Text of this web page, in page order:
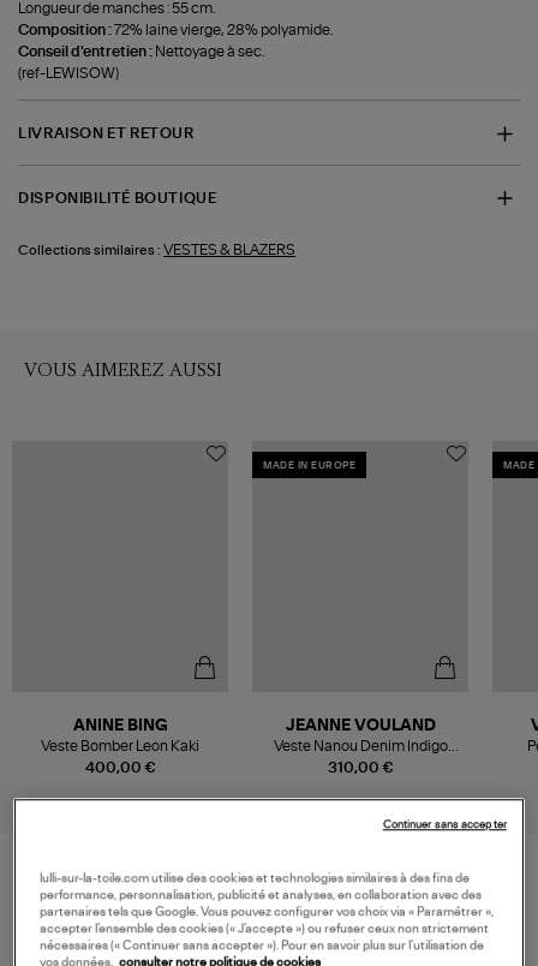
Longueur de manches : 55 cm.
Composition : 72% laine vierge, 28% polyamide.
Conseil d'entretien : Nettoyage à sec.
(ref-LEWISOW)
LIVRAISON ET RETOUR
DISPONIBILITÉ BOUTIQUE
Collections similaires : VESTES & BLAZERS
VOUS AIMEREZ AUSSI
400,00 €
ANINE BING
Veste Bomber Leon Kaki
MADE IN EUROPE
310,00 €
JEANNE VOULAND
Veste Nanou Denim Indigo
Stone Blue
MADE
VOS DERNIERS PRODUITS VUS
lulli-sur-la-toile.com utilise des cookies et technologies similaires à des fins de
performance, personnalisation, publicité et analyses, en collaboration avec des
partenaires tels que Google. Vous pouvez configurer vos choix via « Paramétrer »,
accepter l’ensemble des cookies (« J’accepte ») ou refuser ceux non strictement
nécessaires (« Continuer sans accepter »). Pour en savoir plus sur l’utilisation de
vos données,
consulter notre politique de cookies
Continuer sans accepter